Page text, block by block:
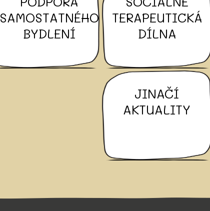
SAMOSTATNÉHO
BYDLENÍ
TERAPEUTICKÁ
DÍLNA
JINAČÍ
AKTUALITY